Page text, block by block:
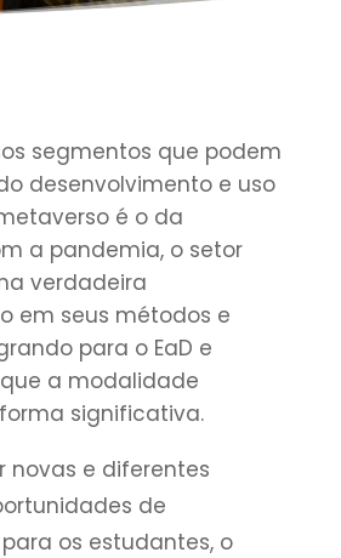
segmentos que podem
desenvolvimento e uso
é o da
a pandemia, o setor
verdadeira
em seus métodos e
para o EaD e
a modalidade
significativa.
novas e diferentes
de
os estudantes, o